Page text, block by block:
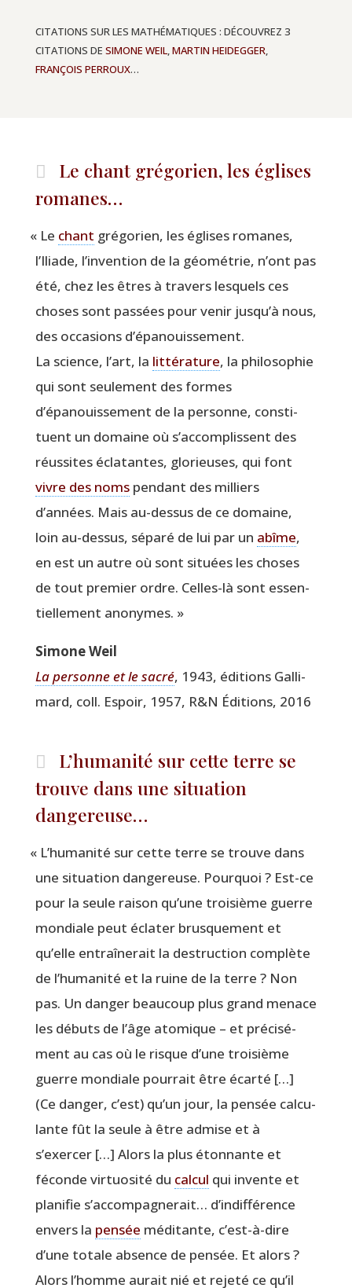
CITATIONS SUR LES MATHÉMATIQUES : DÉCOUVREZ 3
CITATIONS DE SIMONE WEIL,MARTIN HEIDEGGER,
FRANÇOIS PERROUX…
Le chant grégorien, les églises
romanes…
« Le chant gré­go­rien, les églises romanes,
l’Iliade, l’invention de la géo­mé­trie, n’ont pas
été, chez les êtres à tra­vers les­quels ces
choses sont pas­sées pour venir jusqu’à nous,
des occa­sions d’épanouissement.
La science, l’art, la lit­té­ra­ture, la phi­lo­so­phie
qui sont seule­ment des formes
d’épanouissement de la per­sonne, consti­
tuent un domaine où s’accomplissent des
réus­sites écla­tantes, glo­rieuses, qui font
vivre des nomspen­dant des mil­liers
d’années. Mais au-des­sus de ce domaine,
loin au-des­sus, sépa­ré de lui par un abîme,
en est un autre où sont situées les choses
de tout pre­mier ordre. Celles-là sont essen­
tiel­le­ment anonymes. »
Simone Weil
La per­sonne et le sacré, 1943, édi­tions Gal­li­
mard, coll. Espoir, 1957, R&N Édi­tions, 2016
L’humanité sur cette terre se
trouve dans une situation
dangereuse…
« L’humanité sur cette terre se trouve dans
une situa­tion dan­ge­reuse. Pour­quoi ? Est-ce
pour la seule rai­son qu’une troi­sième guerre
mon­diale peut écla­ter brus­que­ment et
qu’elle entraî­ne­rait la des­truc­tion com­plète
de l’humanité et la ruine de la terre ? Non
pas. Un dan­ger beau­coup plus grand menace
les débuts de l’âge ato­mique – et pré­ci­sé­
ment au cas où le risque d’une troi­sième
guerre mon­diale pour­rait être écar­té […]
(Ce dan­ger, c’est) qu’un jour, la pen­sée cal­cu­
lante fût la seule à être admise et à
s’exercer […] Alors la plus éton­nante et
féconde vir­tuo­si­té du cal­cul qui invente et
pla­ni­fie s’accompagnerait… d’indifférence
envers la pen­sée médi­tante, c’est-à-dire
d’une totale absence de pen­sée. Et alors ?
Alors l’homme aurait nié et reje­té ce qu’il